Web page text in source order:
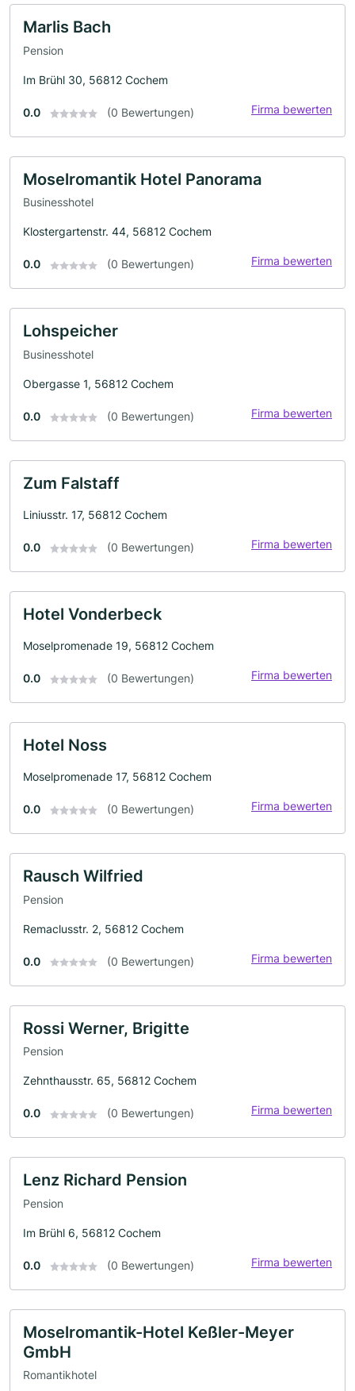
Marlis Bach
Pension
Im Brühl 30, 56812 Cochem
0.0 (0 Bewertungen) Firma bewerten
Moselromantik Hotel Panorama
Businesshotel
Klostergartenstr. 44, 56812 Cochem
0.0 (0 Bewertungen) Firma bewerten
Lohspeicher
Businesshotel
Obergasse 1, 56812 Cochem
0.0 (0 Bewertungen) Firma bewerten
Zum Falstaff
Liniusstr. 17, 56812 Cochem
0.0 (0 Bewertungen) Firma bewerten
Hotel Vonderbeck
Moselpromenade 19, 56812 Cochem
0.0 (0 Bewertungen) Firma bewerten
Hotel Noss
Moselpromenade 17, 56812 Cochem
0.0 (0 Bewertungen) Firma bewerten
Rausch Wilfried
Pension
Remaclusstr. 2, 56812 Cochem
0.0 (0 Bewertungen) Firma bewerten
Rossi Werner, Brigitte
Pension
Zehnthausstr. 65, 56812 Cochem
0.0 (0 Bewertungen) Firma bewerten
Lenz Richard Pension
Pension
Im Brühl 6, 56812 Cochem
0.0 (0 Bewertungen) Firma bewerten
Moselromantik-Hotel Keßler-Meyer
GmbH
Romantikhotel